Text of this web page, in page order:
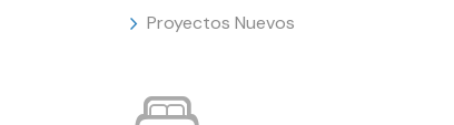
Proyectos Nuevos